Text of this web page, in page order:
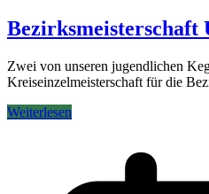
Bezirksmeisterschaft
Zwei von unseren jugendlichen
Kreiseinzelmeisterschaft für die
Weiterlesen